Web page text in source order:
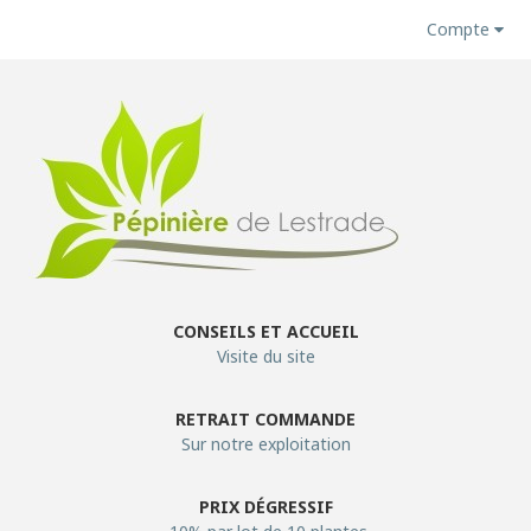
Compte
CONSEILS ET ACCUEIL
Visite du site
RETRAIT COMMANDE
Sur notre exploitation
PRIX DÉGRESSIF